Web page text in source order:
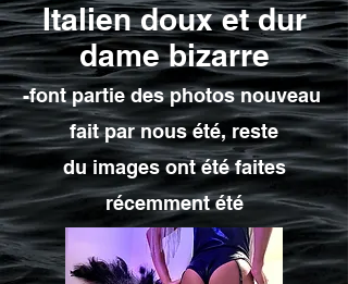
Italien doux et dur
dame bizarre
-font partie des photosnouveau
fait par nousété, reste
du imagesont été faites
récemmentété